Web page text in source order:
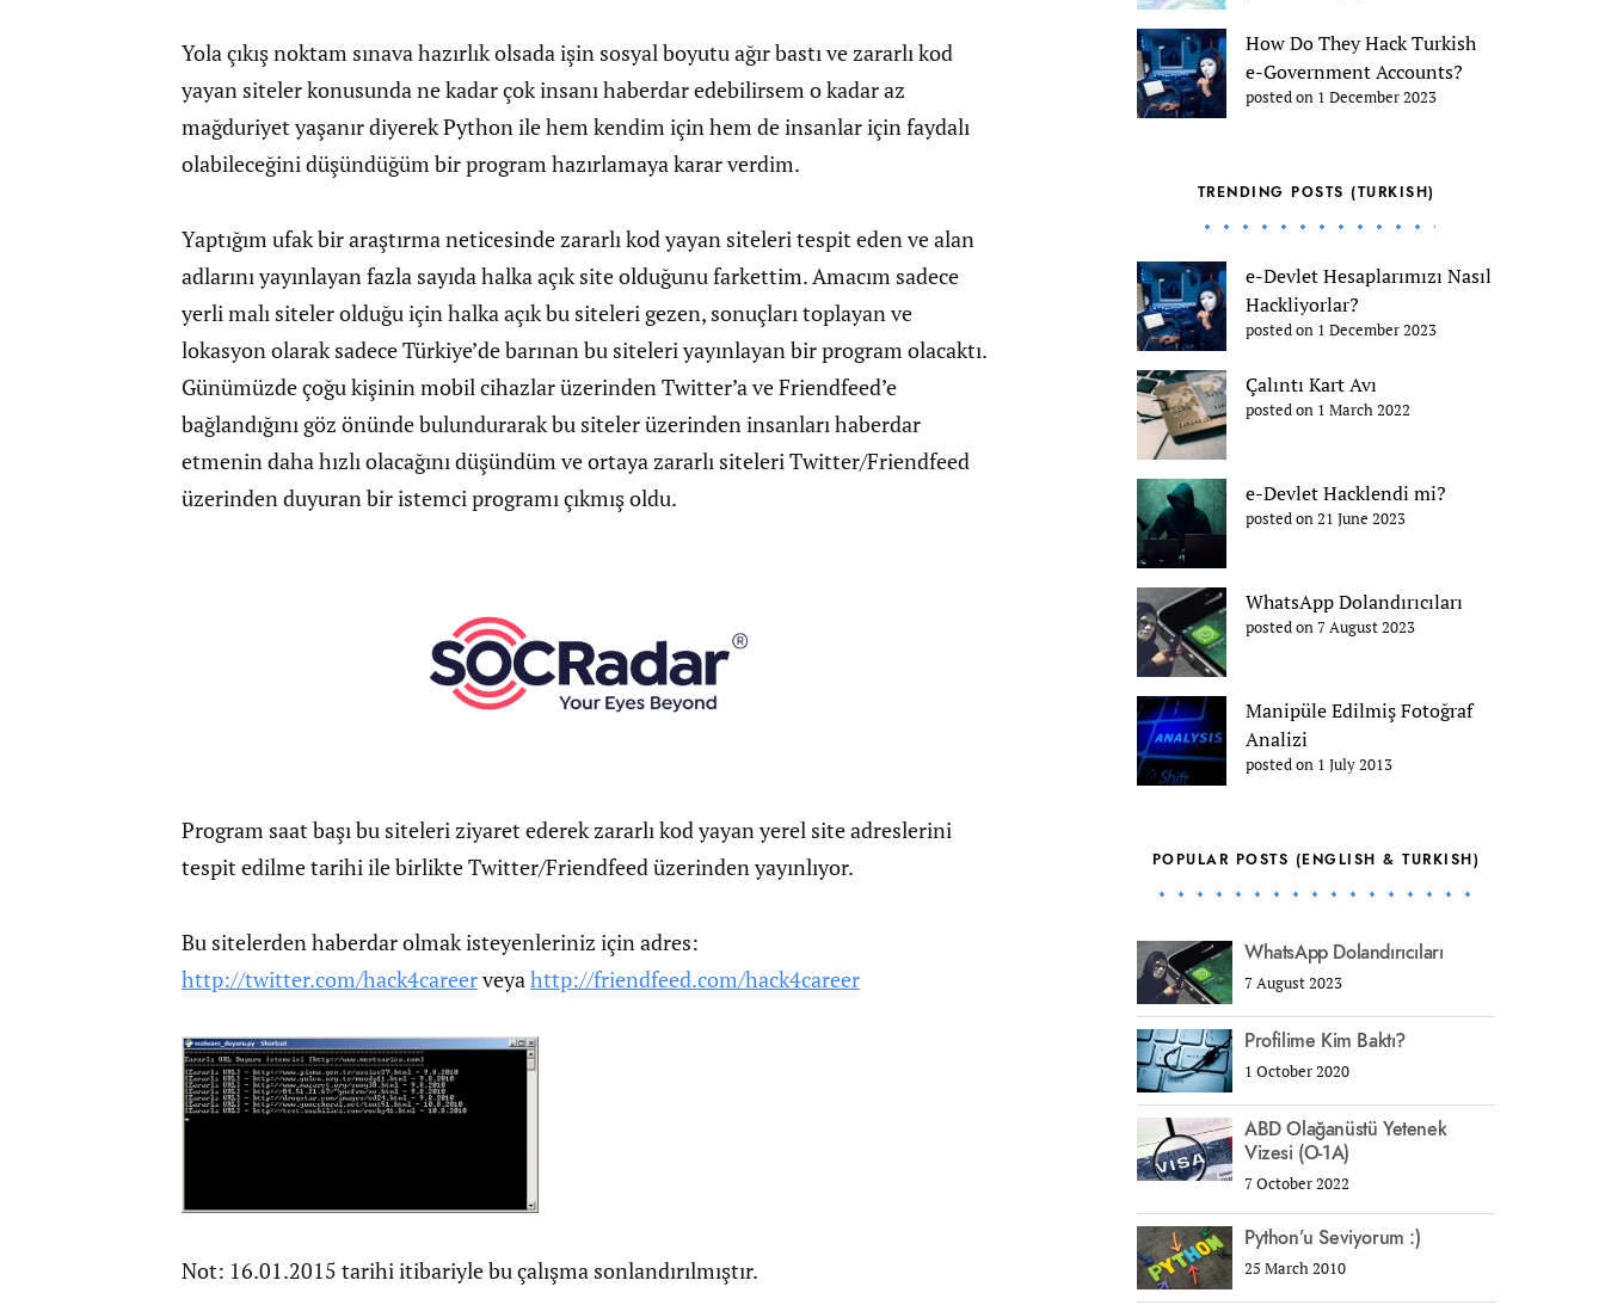
Yola çıkış noktam sınava hazırlık olsada işin sosyal boyutu ağır bastı ve zararlı kod
yayan siteler konusunda ne kadar çok insanı haberdar edebilirsem o kadar az
mağduriyet yaşanır diyerek Python ile hem kendim için hem de insanlar için faydalı
olabileceğini düşündüğüm bir program hazırlamaya karar verdim.
Yaptığım ufak bir araştırma neticesinde zararlı kod yayan siteleri tespit eden ve alan
adlarını yayınlayan fazla sayıda halka açık site olduğunu farkettim. Amacım sadece
yerli malı siteler olduğu için halka açık bu siteleri gezen, sonuçları toplayan ve
lokasyon olarak sadece Türkiye’de barınan bu siteleri yayınlayan bir program olacaktı.
Günümüzde çoğu kişinin mobil cihazlar üzerinden Twitter’a ve Friendfeed’e
bağlandığını göz önünde bulundurarak bu siteler üzerinden insanları haberdar
etmenin daha hızlı olacağını düşündüm ve ortaya zararlı siteleri Twitter/Friendfeed
üzerinden duyuran bir istemci programı çıkmış oldu.
Program saat başı bu siteleri ziyaret ederek zararlı kod yayan yerel site adreslerini
tespit edilme tarihi ile birlikte Twitter/Friendfeed üzerinden yayınlıyor.
Bu sitelerden haberdar olmak isteyenleriniz için adres:
http://twitter.com/hack4careerveyahttp://friendfeed.com/hack4career
Not: 16.01.2015 tarihi itibariyle bu çalışma sonlandırılmıştır.
How Do They Hack Turkish
e-Government Accounts?
posted on 1 December 2023
TRENDING POSTS (TURKISH)
e-Devlet Hesaplarımızı Nasıl
Hackliyorlar?
posted on 1 December 2023
Çalıntı Kart Avı
posted on 1 March 2022
e-Devlet Hacklendi mi?
posted on 21 June 2023
WhatsApp Dolandırıcıları
posted on 7 August 2023
Manipüle Edilmiş Fotoğraf
Analizi
posted on 1 July 2013
POPULAR POSTS (ENGLISH & TURKISH)
WhatsApp Dolandırıcıları
7 August 2023
Profilime Kim Baktı?
1 October 2020
ABD Olağanüstü Yetenek
Vizesi (O-1A)
7 October 2022
Python’u Seviyorum :)
25 March 2010